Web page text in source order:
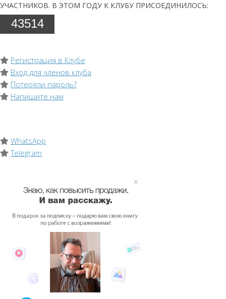
УЧАСТНИКОВ. В ЭТОМ ГОДУ К КЛУБУ ПРИСОЕДИНИЛОСЬ:
43514
Регистрация в Клубе
Вход для членов клуба
Потеряли пароль?
Напишите нам
WhatsApp
Telegram